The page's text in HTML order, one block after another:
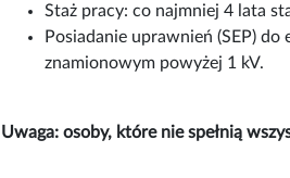
Staż pracy: co najmniej 4 lata
Posiadanie uprawnień (SEP)
znamionowym powyżej 1 kV.
Uwaga: osoby, które nie spełnią